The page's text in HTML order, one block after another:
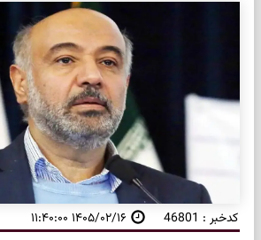
کدخبر : 46801 ۱۴۰۵/۰۲/۱۶ ۱۱:۴۰:۰۰